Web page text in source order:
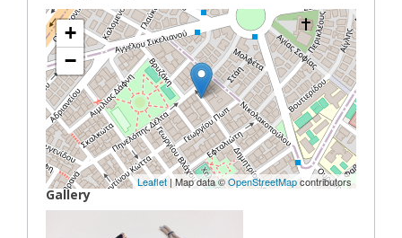
+
−
Leaflet| Map data ©OpenStreetMapcontributors
Gallery